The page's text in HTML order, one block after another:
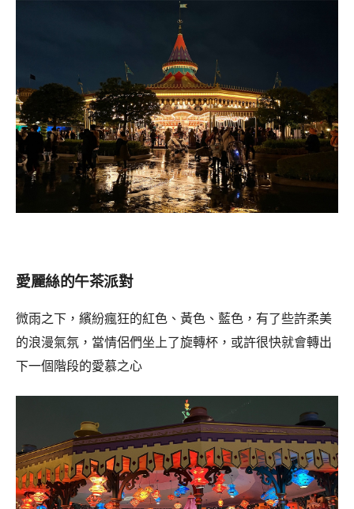
愛麗絲的午茶派對
微雨之下，繽紛瘋狂的紅色、黃色、藍色，有了些許柔美
的浪漫氣氛，當情侶們坐上了旋轉杯，或許很快就會轉出
下一個階段的愛慕之心